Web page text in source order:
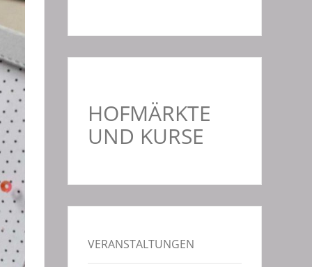
HOFMÄRKTE
UND KURSE
VERANSTALTUNGEN